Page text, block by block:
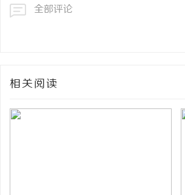
全部评论
相关阅读